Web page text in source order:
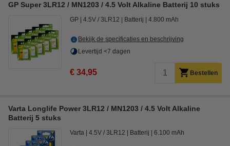
GP Super 3LR12 / MN1203 / 4.5 Volt Alkaline Batterij 10 stuks
GP 4.5V / 3LR12 Batterij 4.800 mAh
Bekijk de specificaties en beschrijving
Levertijd <7 dagen
€ 34,95 Bestellen
Varta Longlife Power 3LR12 / MN1203 / 4.5 Volt Alkaline
Batterij 5 stuks
Varta 4.5V / 3LR12 Batterij 6.100 mAh